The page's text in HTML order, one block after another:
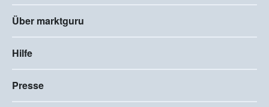
Über marktguru
Hilfe
Presse